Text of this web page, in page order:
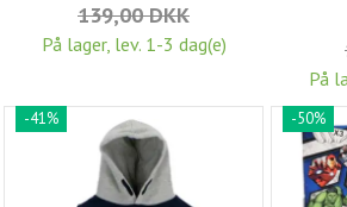
139,00 DKK
På lager, lev. 1-3 dag(e)
På
-41% -50%